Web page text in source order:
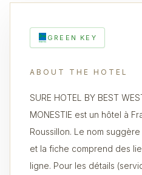
GREEN KEY
ABOUT THE HOTEL
SURE HOTEL BY BEST
MONESTIE est un hôtel à
Roussillon. Le nom
et la fiche comprend des
ligne. Pour les détails